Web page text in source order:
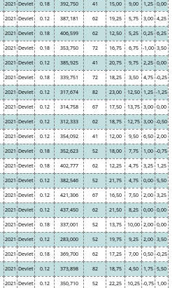
2021 Devlet 0.18 392,750 41 15,00 9,00 1,25 0,00
2021 Devlet 0.12 387,181 62 19,25 5,75 3,00 4,25
2021 Devlet 0.18 406,599 62 12,50 5,25 0,25 6,25
2021 Devlet 0.18 353,750 72 16,75 6,75 -1,00 3,50
2021 Devlet 0.12 385,925 41 20,75 9,75 2,25 0,00
2021 Devlet 0.18 339,751 72 18,25 3,50 4,75 -0,25
2021 Devlet 0.12 317,674 82 23,00 12,50 1,25 -1,25
2021 Devlet 0.12 314,758 67 17,50 13,75 3,00 0,00
2021 Devlet 0.12 312,333 62 18,75 12,75 3,00 -0,50
2021 Devlet 0.12 354,092 41 12,00 9,50 6,50 2,00
2021 Devlet 0.18 352,623 52 18,00 7,75 1,00 -0,75
2021 Devlet 0.18 402,777 62 12,25 4,75 3,25 1,25
2021 Devlet 0.12 382,546 52 21,75 4,75 0,00 5,50
2021 Devlet 0.12 421,306 67 16,50 7,50 2,00 3,25
2021 Devlet 0.12 437,450 62 21,50 8,25 0,00 0,00
2021 Devlet 0.18 337,001 52 13,75 10,00 2,00 0,00
2021 Devlet 0.12 283,000 52 19,75 9,25 2,00 3,50
2021 Devlet 0.18 369,700 62 17,25 7,00 0,50 -0,25
2021 Devlet 0.12 373,898 82 18,75 4,50 1,75 5,50
2021 Devlet 0.12 350,710 52 22,25 10,25 -0,75 1,00